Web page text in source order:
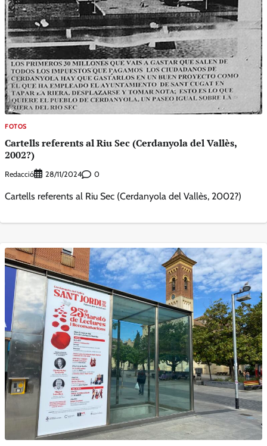
FOTOS
Cartells referents al Riu Sec (Cerdanyola del Vallès,
2002?)
Redacció 28/11/2024 0
Cartells referents al Riu Sec (Cerdanyola del Vallès, 2002?)